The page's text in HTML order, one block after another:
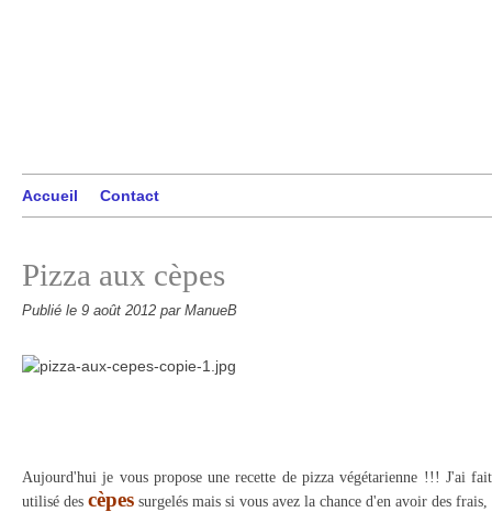
Accueil Contact
Pizza aux cèpes
Publié le 9 août 2012 par ManueB
Aujourd'hui je vous propose une recette de pizza végétarienne !!! J'ai
utilisé des cèpes surgelés mais si vous avez la chance d'en avoir des